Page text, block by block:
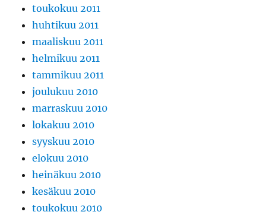
toukokuu 2011
huhtikuu 2011
maaliskuu 2011
helmikuu 2011
tammikuu 2011
joulukuu 2010
marraskuu 2010
lokakuu 2010
syyskuu 2010
elokuu 2010
heinäkuu 2010
kesäkuu 2010
toukokuu 2010